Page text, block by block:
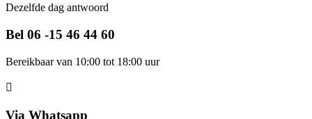
Dezelfde dag antwoord
Bel 06 -15 46 44 60
Bereikbaar van 10:00 tot 18:00 uur
Via Whatsapp